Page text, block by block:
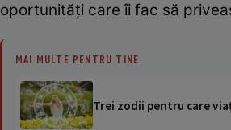
oportunități care îi fac să
MAI MULTE PENTRU TINE
Trei zodii pentru care